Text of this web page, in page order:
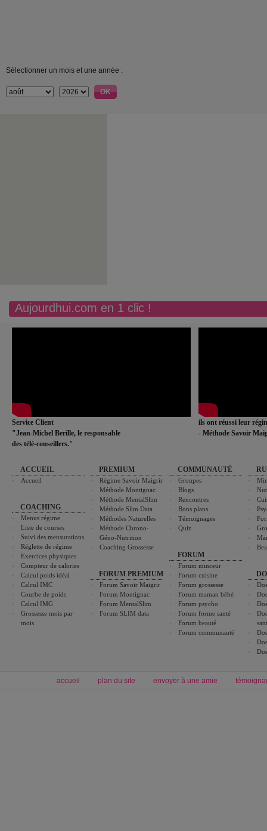
Sélectionner un mois et une année :
Aujourdhui.com en 1 clic !
Service Client
"Jean-Michel Berille, le responsable
des télé-conseillers."
ils ont réussi leur
- Méthode Savoir
ACCUEIL
Accueil
COACHING
Menus régime
Liste de courses
Suivi des mensurations
Réglette de régime
Exercices physiques
Compteur de calories
Calcul poids idéal
Calcul IMC
Courbe de poids
Calcul IMG
Grossesse mois par
mois
PREMIUM
Régime Savoir Maigrir
Méthode Montignac
Méthode MentalSlim
Méthode Slim Data
Méthodes Naturelles
Méthode Chrono-
Géno-Nutrition
Coaching Grossesse
FORUM PREMIUM
Forum Savoir Maigrir
Forum Montignac
Forum MentalSlim
Forum SLIM data
COMMUNAUTÉ
Groupes
Blogs
Rencontres
Bons plans
Témoignages
Quiz
FORUM
Forum minceur
Forum cuisine
Forum grossesse
Forum maman bébé
Forum psycho
Forum forme santé
Forum beauté
Forum communauté
accueil plan du site envoyer à une amie